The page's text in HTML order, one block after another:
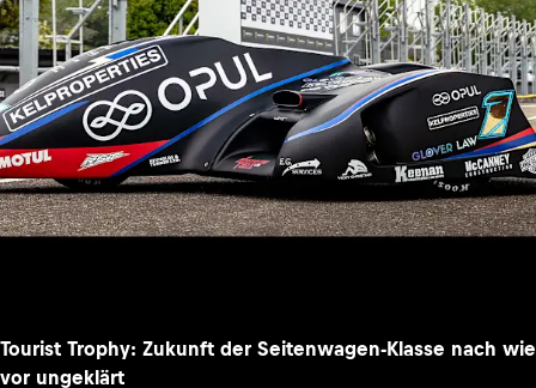
Tourist Trophy: Zukunft der Seitenwagen-Klasse nach wie
vor ungeklärt